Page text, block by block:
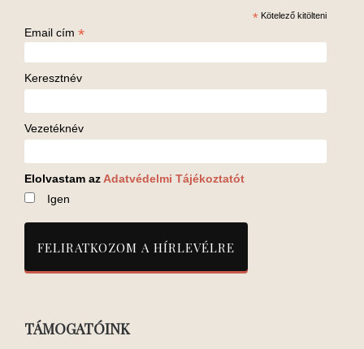
* Kötelező kitölteni
Email cím *
Keresztnév
Vezetéknév
Elolvastam az Adatvédelmi Tájékoztatót
Igen
TÁMOGATÓINK